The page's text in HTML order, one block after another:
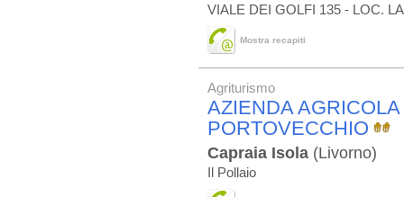
VIALE DEI GOLFI 135 - LOC.
Mostra recapiti
Agriturismo
AZIENDA
PORTOVECCHIO
Capraia Isola (Livorno)
Il Pollaio